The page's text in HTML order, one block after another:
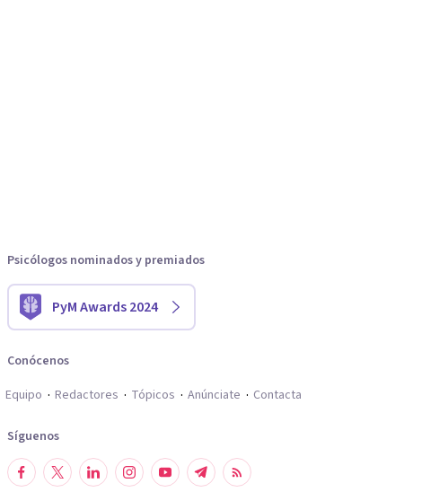
Psicólogos nominados y premiados
PyM Awards 2024
Conócenos
Equipo
Redactores Tópicos Anúnciate Contacta
Síguenos